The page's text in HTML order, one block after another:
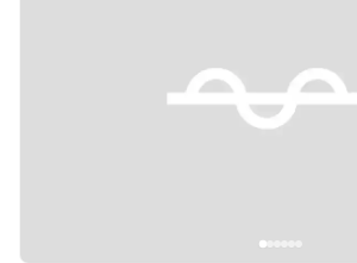
Previous slide